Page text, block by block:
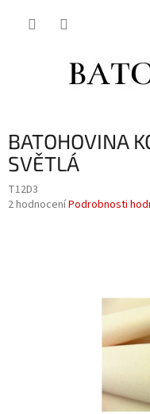
BATOHOVINA
SVĚTLÁ
T12D3
Průměrné
2 hodnoceníPodrobnosti